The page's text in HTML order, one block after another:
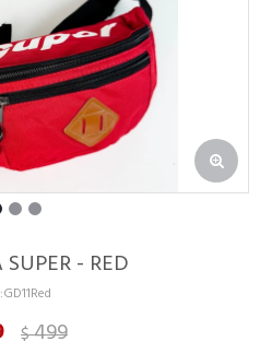
- RED
GD11Red
$499